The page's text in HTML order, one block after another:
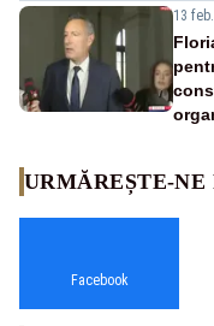
13
URMĂREȘTE-NE
Facebook